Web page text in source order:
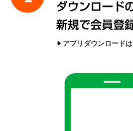
アプリダウンロードは